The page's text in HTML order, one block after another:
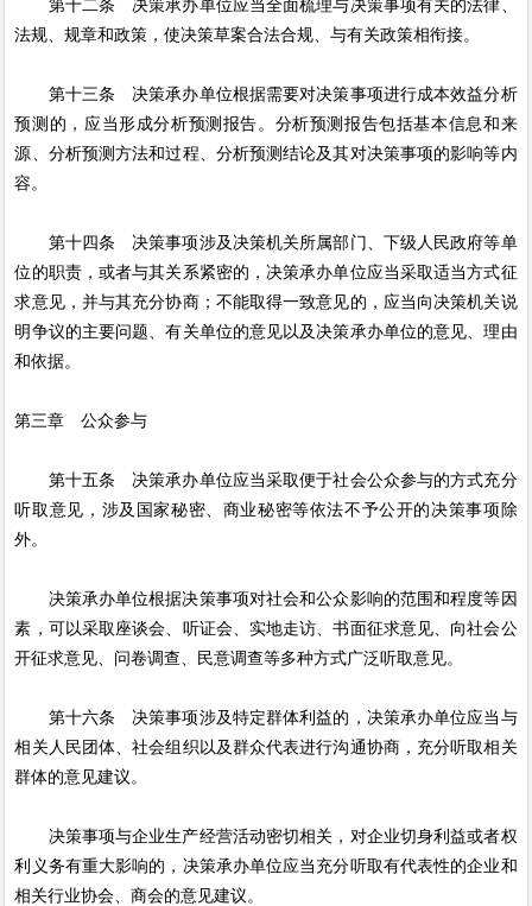
第十二条 决策承办单位应当全面梳理与决策事项有关的法律、
法规、规章和政策，使决策草案合法合规、与有关政策相衔接。
第十三条 决策承办单位根据需要对决策事项进行成本效益分析
预测的，应当形成分析预测报告。分析预测报告包括基本信息和来
源、分析预测方法和过程、分析预测结论及其对决策事项的影响等内
容。
第十四条 决策事项涉及决策机关所属部门、下级人民政府等单
位的职责，或者与其关系紧密的，决策承办单位应当采取适当方式征
求意见，并与其充分协商；不能取得一致意见的，应当向决策机关说
明争议的主要问题、有关单位的意见以及决策承办单位的意见、理由
和依据。
第三章 公众参与
第十五条 决策承办单位应当采取便于社会公众参与的方式充分
听取意见，涉及国家秘密、商业秘密等依法不予公开的决策事项除
外。
决策承办单位根据决策事项对社会和公众影响的范围和程度等因
素，可以采取座谈会、听证会、实地走访、书面征求意见、向社会公
开征求意见、问卷调查、民意调查等多种方式广泛听取意见。
第十六条 决策事项涉及特定群体利益的，决策承办单位应当与
相关人民团体、社会组织以及群众代表进行沟通协商，充分听取相关
群体的意见建议。
决策事项与企业生产经营活动密切相关，对企业切身利益或者权
利义务有重大影响的，决策承办单位应当充分听取有代表性的企业和
相关行业协会、商会的意见建议。